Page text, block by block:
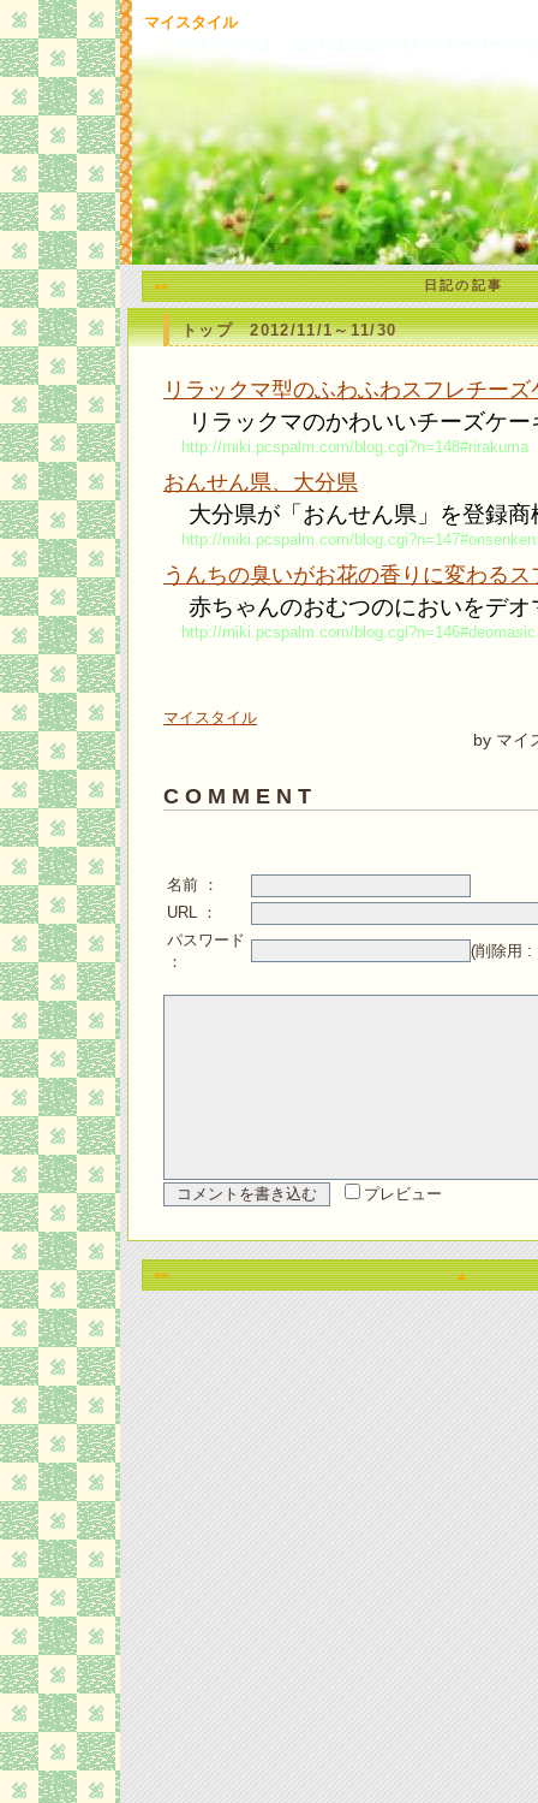
マイスタイル
<< 日記の記事
トップ 2012/11/1～11/30
リラックマ型のふわふわスフレチーズ
リラックマのかわいいチーズケー
http://miki.pcspalm.com/blog.cgi?n=148#rirakuma
おんせん県、大分県
大分県が「おんせん県」を登録商
http://miki.pcspalm.com/blog.cgi?n=147#onsenken
うんちの臭いがお花の香りに変わるス
赤ちゃんのおむつのにおいをデ
http://miki.pcspalm.com/blog.cgi?n=146#deomasic
マイスタイル
by マイ
C O M M E N T
名前 ：
URL ：
パスワード
：
(削除用 :
プレビュー
<< ▲